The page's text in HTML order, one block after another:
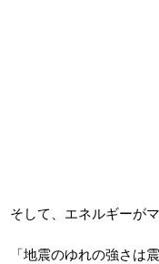
そして、エネルギーが
「地震のゆれの強さは